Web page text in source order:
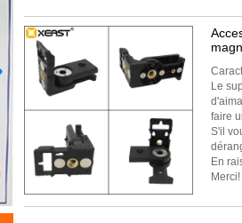
Le
faire
S'il
En
Merci!